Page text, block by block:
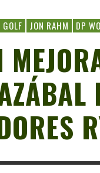
JON RAHM DP